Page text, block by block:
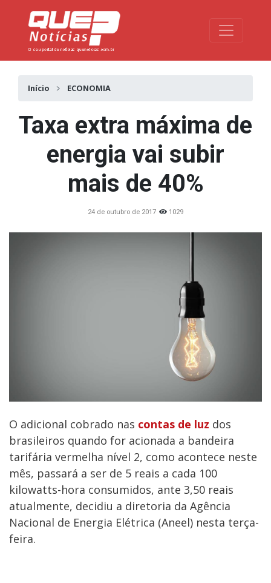
Toggle
Início ECONOMIA
Taxa extra máxima de
energia vai subir
mais de 40%
24 de outubro de 2017 1029
O adicional cobrado nas contas de luz dos
brasileiros quando for acionada a bandeira
tarifária vermelha nível 2, como acontece neste
mês, passará a ser de 5 reais a cada 100
kilowatts-hora consumidos, ante 3,50 reais
atualmente, decidiu a diretoria da Agência
Nacional de Energia Elétrica (Aneel) nesta terça-
feira.